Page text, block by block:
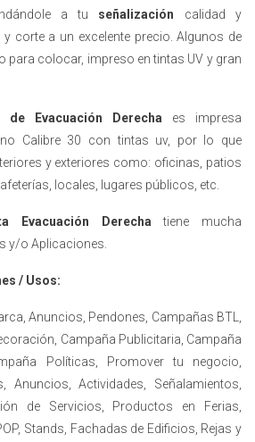
a tu señalización calidad y
corte a un excelente precio. Algunos de
para colocar, impreso en tintas UV y gran
de Evacuación Derecha es impresa
Calibre 30 con tintas uv, por lo que
y exteriores como: oficinas, patios
locales, lugares públicos, etc.
Evacuación Derechatiene mucha
y/o Aplicaciones.
/ Usos:
Anuncios, Pendones, Campañas BTL,
Campaña Publicitaria, Campaña
Políticas, Promover tu negocio,
Anuncios, Actividades, Señalamientos,
de Servicios, Productos en Ferias,
Stands, Fachadas de Edificios, Rejas y